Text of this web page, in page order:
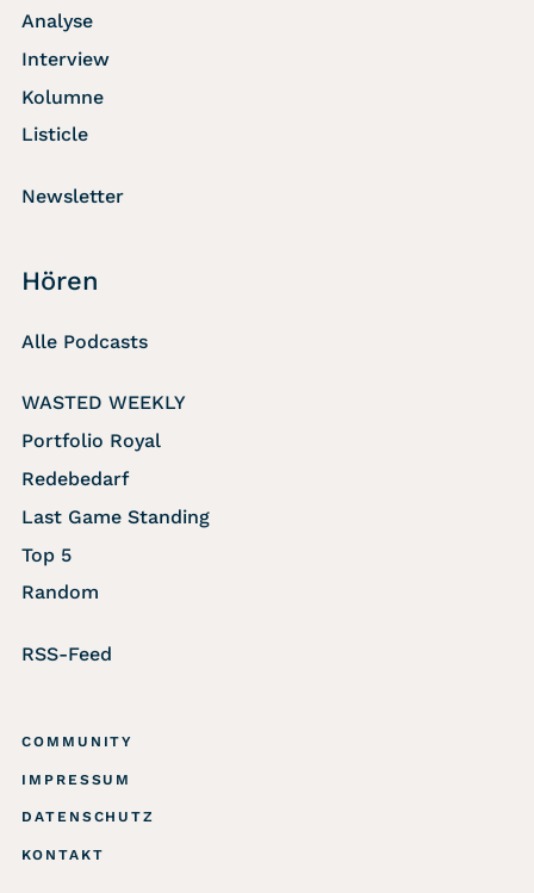
Analyse
Interview
Kolumne
Listicle
Newsletter
Hören
Alle Podcasts
WASTED WEEKLY
Portfolio Royal
Redebedarf
Last Game Standing
Top 5
Random
RSS-Feed
COMMUNITY
IMPRESSUM
DATENSCHUTZ
KONTAKT